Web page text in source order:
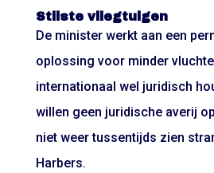
Stilste vliegtuigen
De minister werkt aan een
oplossing voor minder
internationaal wel juridisch
willen geen juridische averij
niet weer tussentijds zien
Harbers.